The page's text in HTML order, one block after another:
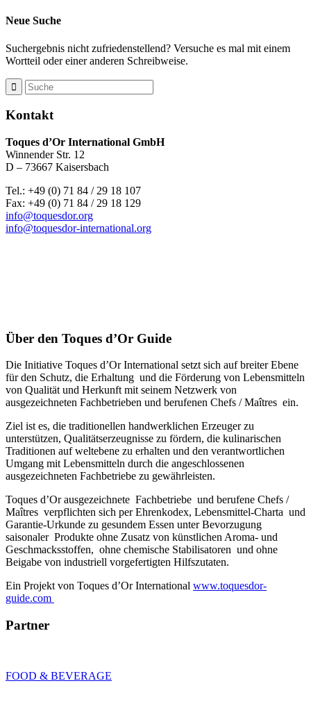
Neue Suche
Suchergebnis nicht zufriedenstellend? Versuche es mal mit einem
Wortteil oder einer anderen Schreibweise.
Kontakt
Toques d’Or International GmbH
Winnender Str. 12
D – 73667 Kaisersbach
Tel.: +49 (0) 71 84 / 29 18 107
Fax: +49 (0) 71 84 / 29 18 129
info@toquesdor.org
info@toquesdor-international.org
Über den Toques d’Or Guide
Die Initiative Toques d’Or International setzt sich auf breiter Ebene
für den Schutz, die Erhaltung und die Förderung von Lebensmitteln
von Qualität und Herkunft mit seinem Netzwerk von
ausgezeichneten Fachbetrieben und berufenen Chefs / Maîtres ein.
Ziel ist es, die traditionellen handwerklichen Erzeuger zu
unterstützen, Qualitätserzeugnisse zu fördern, die kulinarischen
Traditionen auf weltebene zu erhalten und den verantwortlichen
Umgang mit Lebensmitteln durch die angeschlossenen
ausgezeichneten Fachbetriebe zu gewährleisten.
Toques d’Or ausgezeichnete Fachbetriebe und berufene Chefs /
Maîtres verpflichten sich per Ehrenkodex, Lebensmittel-Charta und
Garantie-Urkunde zu gesundem Essen unter Bevorzugung
saisonaler Produkte ohne Zusatz von künstlichen Aroma- und
Geschmacksstoffen, ohne chemische Stabilisatoren und ohne
Beigabe von industriell vorgefertigten Hilfszutaten.
Ein Projekt von Toques d’Or International www.toquesdor-
guide.com
Partner
FOOD & BEVERAGE